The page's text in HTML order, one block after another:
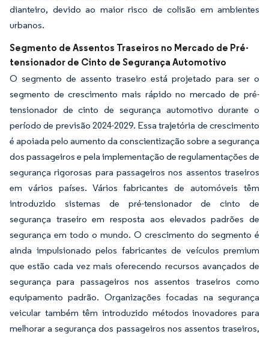
dianteiro, devido ao maior risco de colisão em ambientes
urbanos.
Segmento de Assentos Traseiros no Mercado de Pré-
tensionador de Cinto de Segurança Automotivo
O segmento de assento traseiro está projetado para ser o
segmento de crescimento mais rápido no mercado de pré-
tensionador de cinto de segurança automotivo durante o
período de previsão 2024-2029. Essa trajetória de crescimento
é apoiada pelo aumento da conscientização sobre a segurança
dos passageiros e pela implementação de regulamentações de
segurança rigorosas para passageiros nos assentos traseiros
em vários países. Vários fabricantes de automóveis têm
introduzido sistemas de pré-tensionador de cinto de
segurança traseiro em resposta aos elevados padrões de
segurança em todo o mundo. O crescimento do segmento é
ainda impulsionado pelos fabricantes de veículos premium
que estão cada vez mais oferecendo recursos avançados de
segurança para passageiros nos assentos traseiros como
equipamento padrão. Organizações focadas na segurança
veicular também têm introduzido métodos inovadores para
melhorar a segurança dos passageiros nos assentos traseiros,